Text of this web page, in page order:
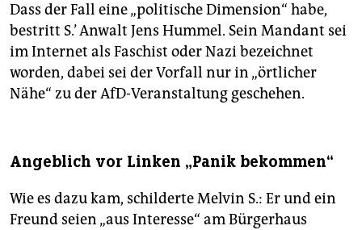
Dass der Fall eine „politische Dimension“ habe,
bestritt S.’ Anwalt Jens Hummel. Sein Mandant sei
im Internet als Faschist oder Nazi bezeichnet
worden, dabei sei der Vorfall nur in „örtlicher
Nähe“ zu der AfD-Veranstaltung geschehen.
Angeblich vor Linken „Panik bekommen“
Wie es dazu kam, schilderte Melvin S.: Er und ein
Freund seien „aus Interesse“ am Bürgerhaus